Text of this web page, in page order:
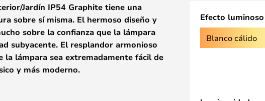
Jardín IP54 Graphite tiene una
sobre sí misma. El hermoso diseño y
sobre la confianza que la lámpara
subyacente. El resplandor armonioso
la lámpara sea extremadamente fácil de
y más moderno.
Efecto luminoso
Blanco cálido